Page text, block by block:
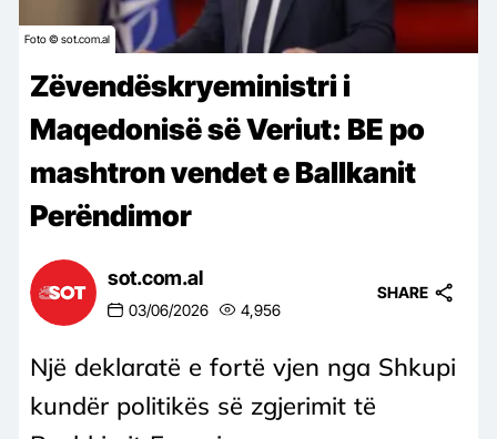
Foto © sot.com.al
Zëvendëskryeministri i
Maqedonisë së Veriut: BE po
mashtron vendet e Ballkanit
Perëndimor
sot.com.al
03/06/2026 4,956
SHARE
Një deklaratë e fortë vjen nga Shkupi
kundër politikës së zgjerimit të